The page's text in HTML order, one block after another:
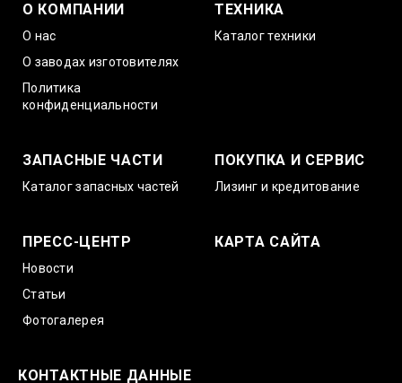
О КОМПАНИИ
О нас
О заводах изготовителях
Политика
конфиденциальности
ТЕХНИКА
Каталог техники
ЗАПАСНЫЕ ЧАСТИ
Каталог запасных частей
ПОКУПКА И СЕРВИС
Лизинг и кредитование
ПРЕСС-ЦЕНТР
Новости
Статьи
Фотогалерея
КАРТА САЙТА
КОНТАКТНЫЕ ДАННЫЕ